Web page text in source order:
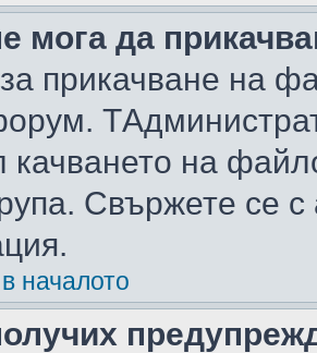
мога да
прикачване на
качването на
Свържете се
началото